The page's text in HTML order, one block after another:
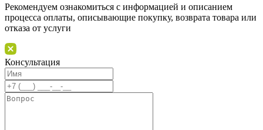
Рекомендуем ознакомиться с информацией и описанием
процессa оплаты, описывающие покупку, возврата товара или
отказа от услуги
Консультация